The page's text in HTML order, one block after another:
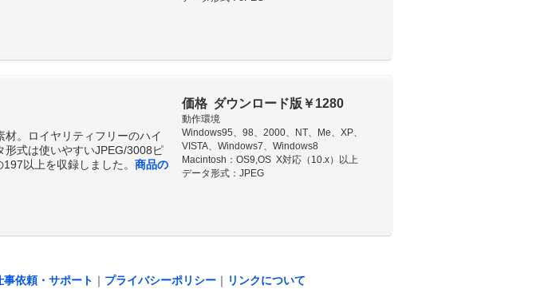
。ロイヤリティフリーのハイ
形式は使いやすいJPEG/3008ピ
以上を収録しました。 商品の
価格 ダウンロード版￥1280
動作環境
Windows95、98、2000、NT、Me、XP、
VISTA、Windows7、Windows8
Macintosh：OS9,OS X対応（10.x）以上
データ形式：JPEG
事依頼・サポート ｜ プライバシーポリシー ｜ リンクについて